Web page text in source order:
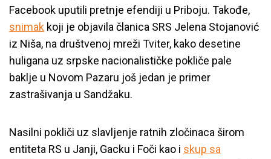
Facebook uputili pretnje efendiji u Priboju. Takođe,
snimak koji je objavila članica SRS Jelena Stojanović
iz Niša, na društvenoj mreži Tviter, kako desetine
huligana uz srpske nacionalističke pokliče pale
baklje u Novom Pazaru još jedan je primer
zastrašivanja u Sandžaku.
Nasilni pokliči uz slavljenje ratnih zločinaca širom
entiteta RS u Janji, Gacku i Foči kao i skup sa